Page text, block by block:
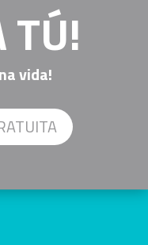
TÚ!
vida!